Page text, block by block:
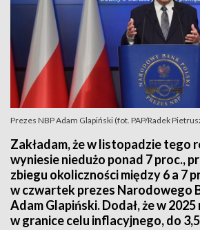
Prezes NBP Adam Glapiński (fot. PAP/Radek
Zakładam, że w listopadzie tego
wyniesie niedużo ponad 7 proc.,
zbiegu okoliczności między 6 a 7
w czwartek prezes Narodowego
Adam Glapiński. Dodał, że w
w granice celu inflacyjnego, do